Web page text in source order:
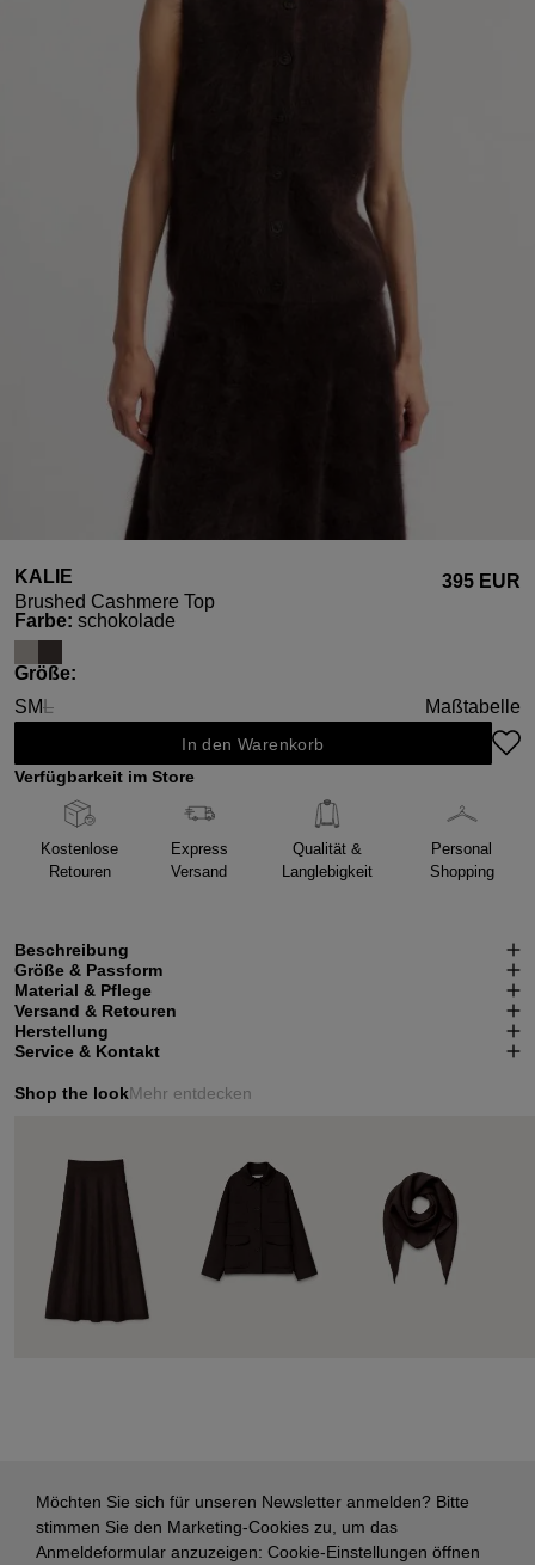
KALIE
Brushed Cashmere Top
395 EUR
Farbeauswählen
: schokolade
Größeauswählen
:
SML
(Diese Option ist zurzeit nicht verfügbar.)
Maßtabelle
In den Warenkorb
Verfügbarkeit im Store
Kostenlose
Retouren
Express
Versand
Qualität &
Langlebigkeit
Personal
Shopping
Beschreibung
Größe & Passform
Material & Pflege
Versand & Retouren
Herstellung
Service & Kontakt
Shop the lookMehr entdecken
Möchten Sie sich für unseren Newsletter anmelden? Bitte
stimmen Sie den Marketing-Cookies zu, um das
Anmeldeformular anzuzeigen: Cookie-Einstellungen öffnen